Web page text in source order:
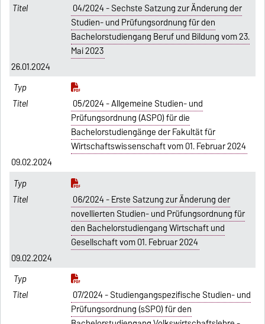
04/2024 - Sechste Satzung zur Änderung der
Studien- und Prüfungsordnung für den
Bachelorstudiengang Beruf und Bildung vom 23.
Mai 2023
26.01.2024
05/2024 - Allgemeine Studien- und
Prüfungsordnung (ASPO) für die
Bachelorstudiengänge der Fakultät für
Wirtschaftswissenschaft vom 01. Februar 2024
09.02.2024
06/2024 - Erste Satzung zur Änderung der
novellierten Studien- und Prüfungsordnung für
den Bachelorstudiengang Wirtschaft und
Gesellschaft vom 01. Februar 2024
09.02.2024
07/2024 - Studiengangspezifische Studien- und
Prüfungsordnung (sSPO) für den